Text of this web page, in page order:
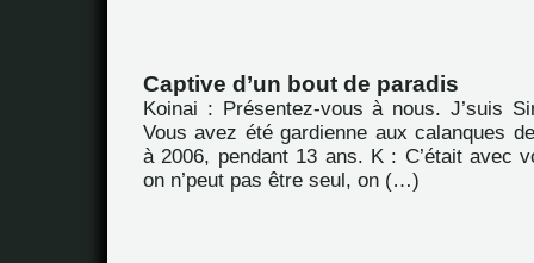
Captive d’un bout de paradis
Koinai : Présentez-vous à nous. J’suis
Vous avez été gardienne aux calanques
à 2006, pendant 13 ans. K : C’était avec
on n’peut pas être seul, on (…)